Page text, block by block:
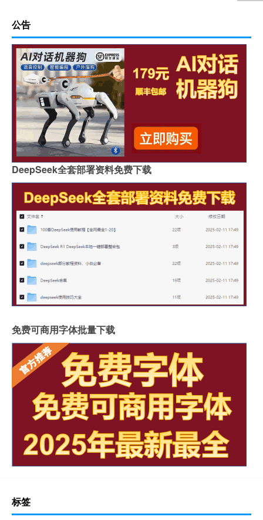
公告
DeepSeek全套部署资料免费下载
免费可商用字体批量下载
标签